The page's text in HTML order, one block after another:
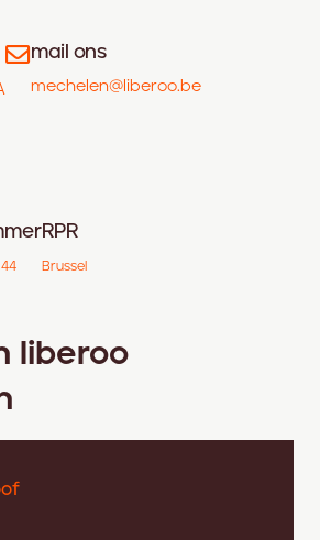
mail ons
mechelen@liberoo.be
RPR
Brussel
liberoo